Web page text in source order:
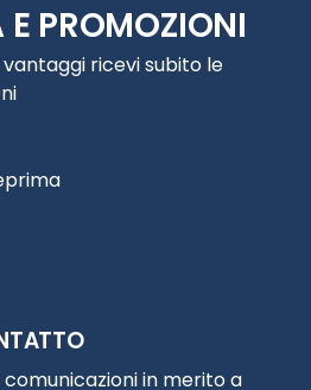
PROMOZIONI
ricevi subito le
in merito a